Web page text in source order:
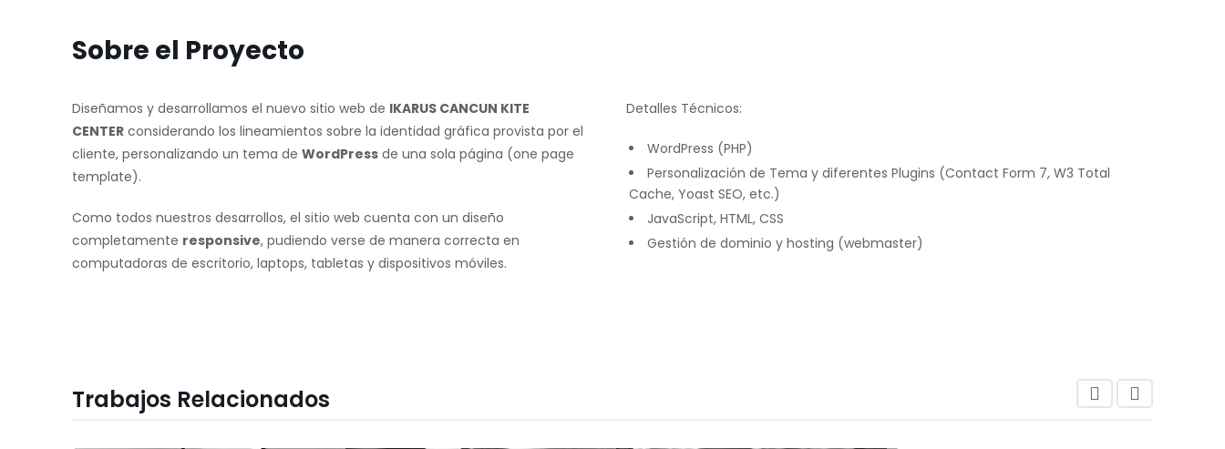
Sobre el Proyecto
Diseñamos y desarrollamos el nuevo sitio web de IKARUS CANCUN KITE
CENTER considerando los lineamientos sobre la identidad gráfica provista por el
cliente, personalizando un tema de WordPress de una sola página (one page
template).
Como todos nuestros desarrollos, el sitio web cuenta con un diseño
completamente responsive, pudiendo verse de manera correcta en
computadoras de escritorio, laptops, tabletas y dispositivos móviles.
Detalles Técnicos:
WordPress (PHP)
Personalización de Tema y diferentes Plugins (Contact Form 7, W3 Total
Cache, Yoast SEO, etc.)
JavaScript, HTML, CSS
Gestión de dominio y hosting (webmaster)
Trabajos Relacionados